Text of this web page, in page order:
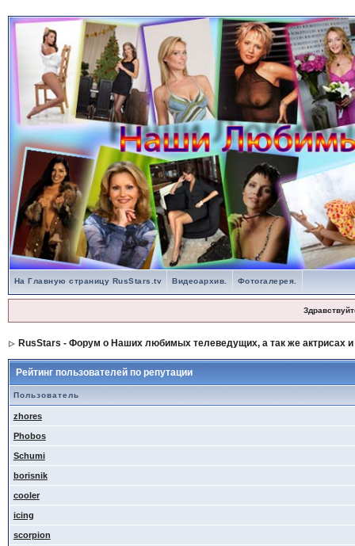
На Главную страницу RusStars.tv Видеоархив. Фотогалерея.
RusStars - Форум о Наших любимых телеведущих, а так же актрисах и
Рейтинг пользователей по репутации
Пользователь
zhores
Phobos
Schumi
borisnik
cooler
icing
scorpion